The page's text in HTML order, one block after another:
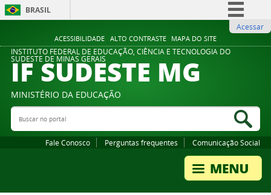
ACESSIBILIDADE ALTO CONTRASTE MAPA DO SITE
BRASIL
Comunica BR
Participe
Legislação
Acessar
INSTITUTO FEDERAL DE EDUCAÇÃO, CIÊNCIA E TECNOLOGIA DO
SUDESTE DE MINAS GERAIS
IF SUDESTE MG
MINISTÉRIO DA EDUCAÇÃO
Buscar no portal
Fale Conosco Perguntas frequentes Comunicação Social